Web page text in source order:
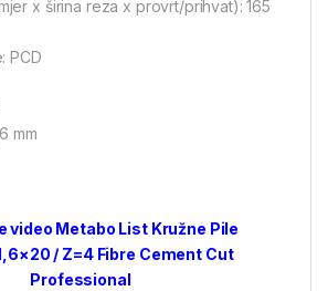
x širina reza x provrt/prihvat): 165
PCD
mm
video Metabo List Kružne Pile
/ Z=4 Fibre Cement Cut
Professional